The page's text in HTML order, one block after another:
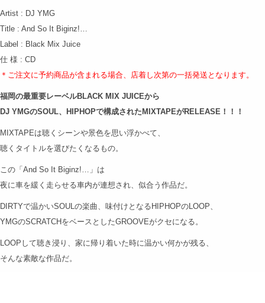
Artist : DJ YMG
Title : And So It Biginz!…
Label : Black Mix Juice
仕 様 : CD
＊ご注文に予約商品が含まれる場合、店着し次第の一括発送となります。
福岡の最重要レーベルBLACK MIX JUICEから
DJ YMGのSOUL、HIPHOPで構成されたMIXTAPEがRELEASE！！！
MIXTAPEは聴くシーンや景色を思い浮かべて、
聴くタイトルを選びたくなるもの。
この「And So It Biginz!…」は
夜に車を緩く走らせる車内が連想され、似合う作品だ。
DIRTYで温かいSOULの楽曲、味付けとなるHIPHOPのLOOP、
YMGのSCRATCHをベースとしたGROOVEがクセになる。
LOOPして聴き浸り、家に帰り着いた時に温かい何かが残る、
そんな素敵な作品だ。